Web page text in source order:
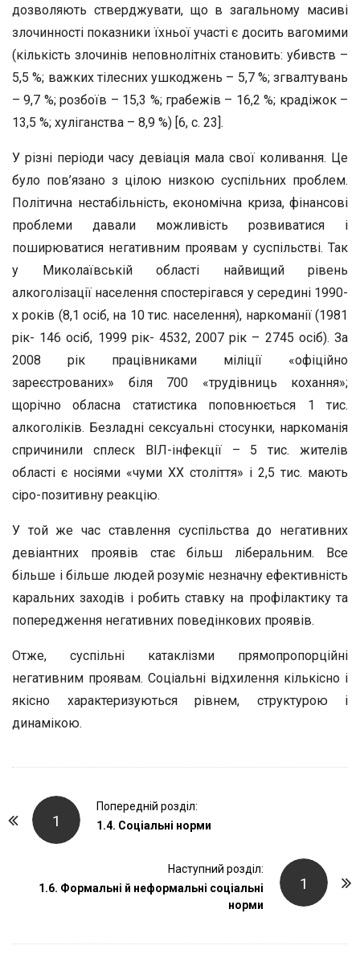
дозволяють стверджувати, що в загальному масиві
злочинності показники їхньої участі є досить вагомими
(кількість злочинів неповнолітніх становить: убивств –
5,5 %; важких тілесних ушкоджень – 5,7 %; згвалтувань
– 9,7 %; розбоїв – 15,3 %; грабежів – 16,2 %; крадіжок –
13,5 %; хуліганства – 8,9 %) [6, с. 23].
У різні періоди часу девіація мала свої коливання. Це
було пов’язано з цілою низкою суспільних проблем.
Політична нестабільність, економічна криза, фінансові
проблеми давали можливість розвиватися і
поширюватися негативним проявам у суспільстві. Так
у Миколаївській області найвищий рівень
алкоголізації населення спостерігався у середині 1990-
х років (8,1 осіб, на 10 тис. населення), наркоманії (1981
рік- 146 осіб, 1999 рік- 4532, 2007 рік – 2745 осіб). За
2008 рік працівниками міліції «офіційно
зареєстрованих» біля 700 «трудівниць кохання»;
щорічно обласна статистика поповнюється 1 тис.
алкоголіків. Безладні сексуальні стосунки, наркоманія
спричинили сплеск ВІЛ-інфекції – 5 тис. жителів
області є носіями «чуми XX століття» і 2,5 тис. мають
сіро-позитивну реакцію.
У той же час ставлення суспільства до негативних
девіантних проявів стає більш ліберальним. Все
більше і більше людей розуміє незначну ефективність
каральних заходів і робить ставку на профілактику та
попередження негативних поведінкових проявів.
Отже, суспільні катаклізми прямопропорційні
негативним проявам. Соціальні відхилення кількісно і
якісно характеризуються рівнем, структурою і
динамікою.
1
Попередній розділ:
1.4. Соціальні норми
1
Наступний розділ:
1.6. Формальні й неформальні соціальні
норми